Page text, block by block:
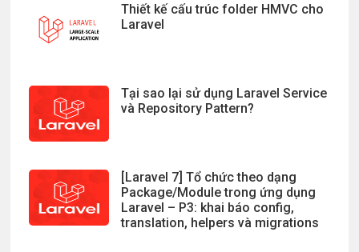
Thiết kế cấu trúc folder HMVC cho
Laravel
Tại sao lại sử dụng Laravel Service
và Repository Pattern?
[Laravel 7] Tổ chức theo dạng
Package/Module trong ứng dụng
Laravel – P3: khai báo config,
translation, helpers và migrations